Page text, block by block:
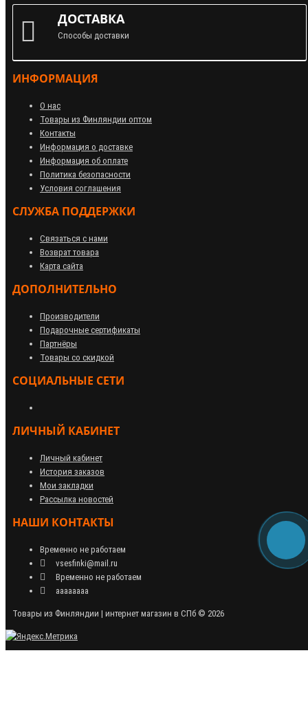
ДОСТАВКА
Способы доставки
ИНФОРМАЦИЯ
О нас
Товары из Финляндии оптом
Контакты
Информация о доставке
Информация об оплате
Политика безопасности
Условия соглашения
СЛУЖБА ПОДДЕРЖКИ
Связаться с нами
Возврат товара
Карта сайта
ДОПОЛНИТЕЛЬНО
Производители
Подарочные сертификаты
Партнёры
Товары со скидкой
СОЦИАЛЬНЫЕ СЕТИ
ЛИЧНЫЙ КАБИНЕТ
Личный кабинет
История заказов
Мои закладки
Рассылка новостей
НАШИ КОНТАКТЫ
Временно не работаем
vsesfinki@mail.ru
Временно не работаем
аааааааа
Товары из Финляндии | интернет магазин в СПб © 2026